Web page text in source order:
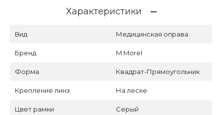
Характеристики
Вид Медицинская оправа
Бренд M Morel
Форма Квадрат-Прямоугольник
Крепление линз На леске
Цвет рамки Серый